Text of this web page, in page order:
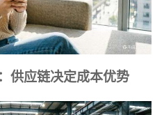
供应链决定成本优势